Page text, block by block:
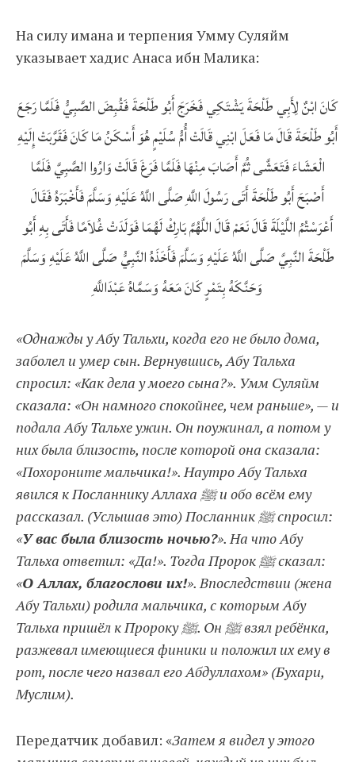
На силу имана и терпения Умму Суляйм
указывает хадис Анаса ибн Малика:
كَانَ ابْنٌ لِأَبِي طَلْحَةَ يَشْتَكِي فَخَرَجَ أَبُو طَلْحَةَ فَقُبِضَ الصَّبِيُّ فَلَمَّا رَجَعَ
أَبُو طَلْحَةَ قَالَ مَا فَعَلَ ابْنِي قَالَتْ أُمُّ سُلَيْمٍ هُوَ أَسْكَنُ مَا كَانَ فَقَرَّبَتْ إِلَيْهِ
الْعَشَاءَ فَتَعَشَّى ثُمَّ أَصَابَ مِنْهَا فَلَمَّا فَرَغَ قَالَتْ وَارُوا الصَّبِيَّ فَلَمَّا
أَصْبَحَ أَبُو طَلْحَةَ أَتَى رَسُولَ اللَّهِ صَلَّى اللَّهُ عَلَيْهِ وَسَلَّمَ فَأَخْبَرَهُ فَقَالَ
أَعْرَسْتُمُ اللَّيْلَةَ قَالَ نَعَمْ قَالَ اللَّهُمَّ بَارِكْ لَهُمَا فَوَلَدَتْ غُلاَمًا فَأَتَى بِهِ أَبُو
طَلْحَةَ النَّبِيَّ صَلَّى اللَّهُ عَلَيْهِ وَسَلَّمَ فَأَخَذَهُ النَّبِيُّ صَلَّى اللَّهُ عَلَيْهِ وَسَلَّمَ
وَحَنَّكَهُ بِتَمْرٍ كَانَ مَعَهُ وَسَمَّاهُ عَبْدَاللَّهِ
«Однажды у Абу Тальхи, когда его не было дома,
заболел и умер сын. Вернувшись, Абу Тальха
спросил: «Как дела у моего сына?». Умм Суляйм
сказала: «Он намного спокойнее, чем раньше», — и
подала Абу Тальхе ужин. Он поужинал, а потом у
них была близость, после которой она сказала:
«Похороните мальчика!». Наутро Абу Тальха
явился к Посланнику Аллаха ﷺ и обо всём ему
рассказал. (Услышав это) Посланник ﷺ спросил:
«У вас была близость ночью?». На что Абу
Тальха ответил: «Да!». Тогда Пророк ﷺ сказал:
«О Аллах, благослови их!». Впоследствии (жена
Абу Тальхи) родила мальчика, с которым Абу
Тальха пришёл к Пророку ﷺ. Он ﷺ взял ребёнка,
разжевал имеющиеся финики и положил их ему в
рот, после чего назвал его Абдуллахом» (Бухари,
Муслим).
Передатчик добавил: «Затем я видел у этого